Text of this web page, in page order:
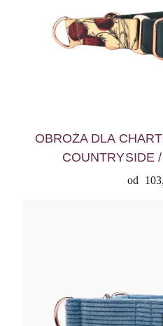
OBROŻA DLA
COUNTRYSIDE
od